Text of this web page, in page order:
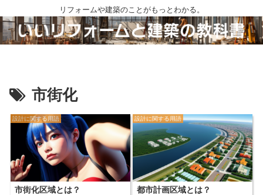
リフォームや建築のことがもっとわかる。
市街化
設計に関する用語
市街化区域とは？
設計に関する用語
都市計画区域とは？